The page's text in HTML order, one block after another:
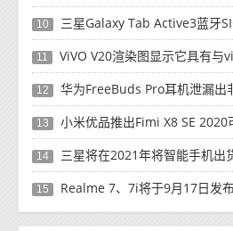
10 三星Galaxy Tab Active3蓝牙SIG
11 ViVO V20渲染图显示它具有与vivo
12 华为FreeBuds Pro耳机泄漏出
13 小米优品推出Fimi X8 SE 2020
14 三星将在2021年将智能手机出
15 Realme 7、7i将于9月17日发布；